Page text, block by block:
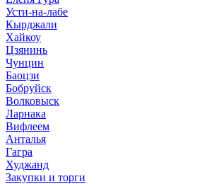
Усти-на-лабе
Кырджали
Хайкоу
Цзянинь
Чунцин
Баоцзи
Бобруйск
Волковыск
Ларнака
Вифлеем
Анталья
Гагра
Худжанд
Закупки и торги